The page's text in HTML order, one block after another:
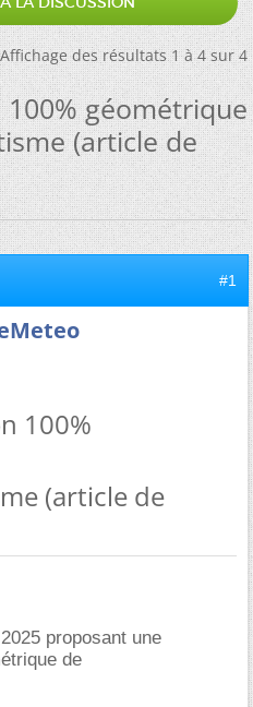
Affichage des résultats 1 à 4 sur 4
géométrique
(article de
#1
100%
(article de
proposant une
de